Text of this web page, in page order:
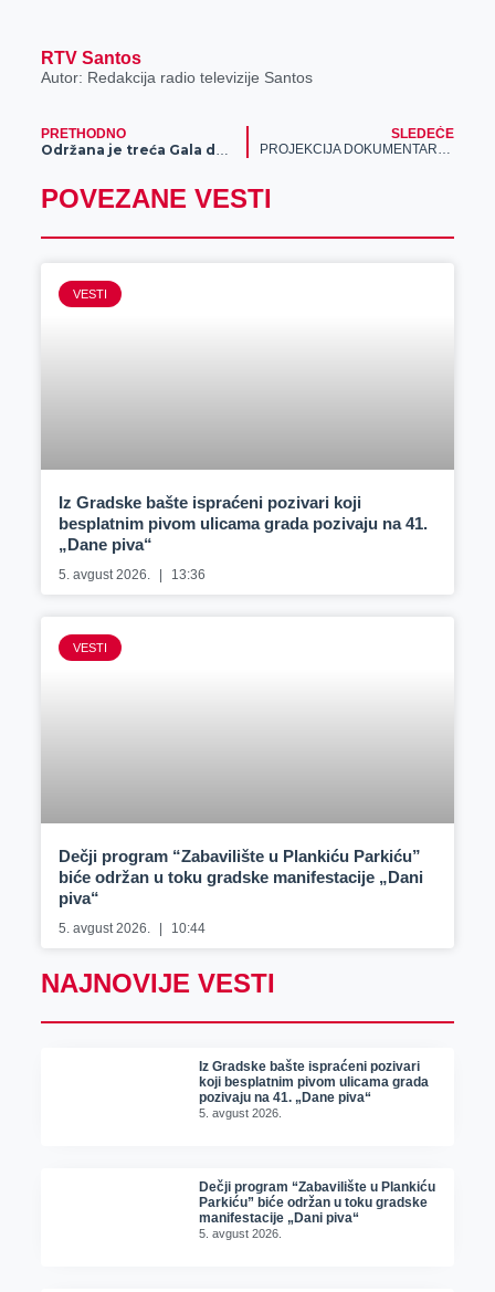
RTV Santos
Autor: Redakcija radio televizije Santos
PRETHODNO
Održana je treća Gala donatorska večera u organizaciji volontera Nurdora iz Zrenjanina
SLEDEĆE
PROJEKCIJA DOKUMENTARNOG FILMA „POKLONIČKO PUTOVANJE U SLAVONIJU, DALMACIJU I REPUBLIKU SRPSKU”
POVEZANE VESTI
VESTI
Iz Gradske bašte ispraćeni pozivari koji
besplatnim pivom ulicama grada pozivaju na 41.
„Dane piva“
5. avgust 2026. 13:36
VESTI
Dečji program “Zabavilište u Plankiću Parkiću”
biće održan u toku gradske manifestacije „Dani
piva“
5. avgust 2026. 10:44
NAJNOVIJE VESTI
Iz Gradske bašte ispraćeni pozivari
koji besplatnim pivom ulicama grada
pozivaju na 41. „Dane piva“
5. avgust 2026.
Dečji program “Zabavilište u Plankiću
Parkiću” biće održan u toku gradske
manifestacije „Dani piva“
5. avgust 2026.